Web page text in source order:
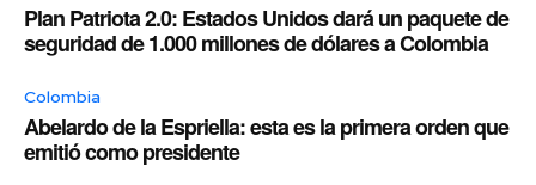
Plan Patriota 2.0: Estados Unidos dará un paquete de
seguridad de 1.000 millones de dólares a Colombia
Colombia
Abelardo de la Espriella: esta es la primera orden que
emitió como presidente